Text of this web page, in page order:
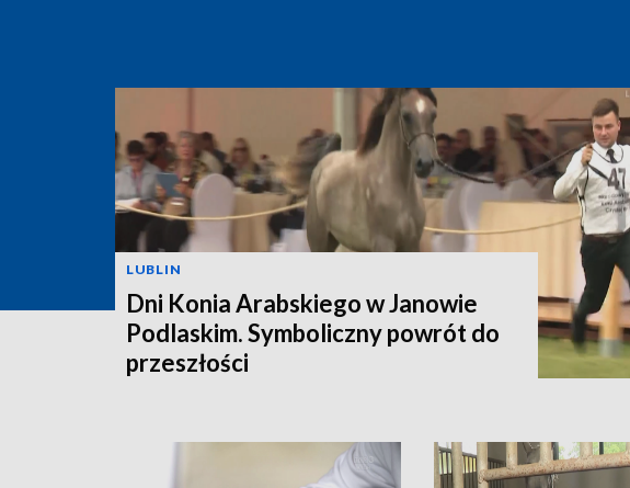
LUBLIN
Dni Konia Arabskiego w Janowie
Podlaskim. Symboliczny powrót do
przeszłości